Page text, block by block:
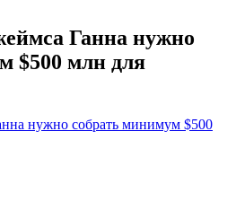
Ганна нужно
$500 млн для
нужно собрать минимум $500